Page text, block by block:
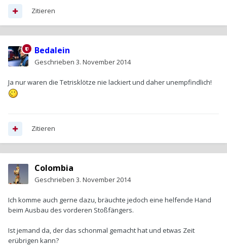
Zitieren
Bedalein
Geschrieben 3. November 2014
Ja nur waren die Tetrisklötze nie lackiert und daher unempfindlich!
Zitieren
Colombia
Geschrieben 3. November 2014
Ich komme auch gerne dazu, bräuchte jedoch eine helfende Hand
beim Ausbau des vorderen Stoßfängers.
Ist jemand da, der das schonmal gemacht hat und etwas Zeit
erübrigen kann?